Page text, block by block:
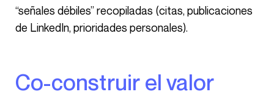
“señales débiles” recopiladas (citas, publicaciones
de LinkedIn, prioridades personales).
Co-construir el valor